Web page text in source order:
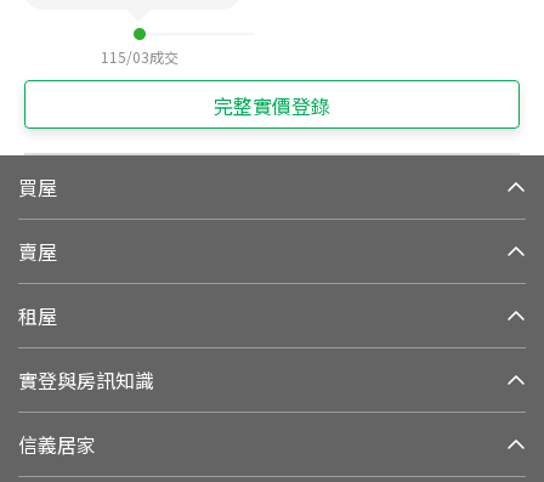
115/03成交
完整實價登錄
買屋
賣屋
租屋
實登與房訊知識
信義居家